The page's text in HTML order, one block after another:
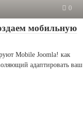
0
мобильную
Mobile Joomla! как
адаптировать ваш